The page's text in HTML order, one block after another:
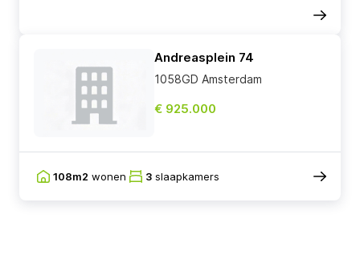
Andreasplein 74
1058GD Amsterdam
€ 925.000
108m2 wonen 3 slaapkamers